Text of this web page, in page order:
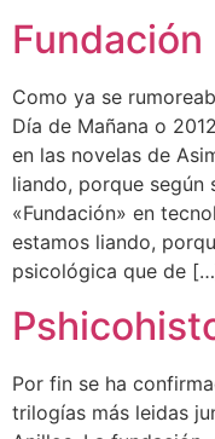
Fundación
Como ya se
Día de Mañana o
en las novelas de
liando, porque según
«Fundación» en
estamos liando,
psicológica que de
Por fin se ha
trilogías más leidas